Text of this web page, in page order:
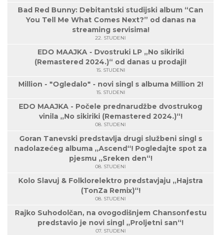
Bad Red Bunny: Debitantski studijski album “Can
You Tell Me What Comes Next?” od danas na
streaming servisima!
22. STUDENI
EDO MAAJKA - Dvostruki LP „No sikiriki
(Remastered 2024.)“ od danas u prodaji!
15. STUDENI
Million - "Ogledalo" - novi singl s albuma Million 2!
15. STUDENI
EDO MAAJKA - Počele prednarudžbe dvostrukog
vinila „No sikiriki (Remastered 2024.)“!
08. STUDENI
Goran Tanevski predstavlja drugi službeni singl s
nadolazećeg albuma „Ascend“! Pogledajte spot za
pjesmu „Sreken den“!
08. STUDENI
Kolo Slavuj & Folklorelektro predstavjaju „Hajstra
(TonZa Remix)“!
08. STUDENI
Rajko Suhodolčan, na ovogodišnjem Chansonfestu
predstavio je novi singl „Proljetni san“!
07. STUDENI